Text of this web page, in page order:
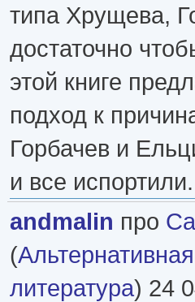
типа Хрущева,
достаточно
этой книге
подход к
Горбачев и
и все испортили.
andmalin про
(
литература) 24